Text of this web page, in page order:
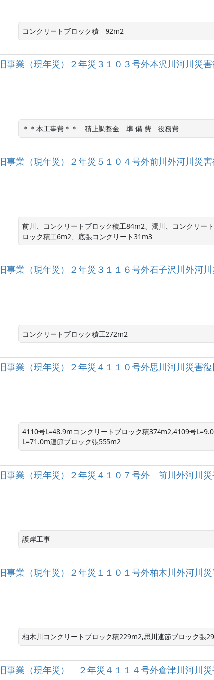
コンクリートブロック積　92m2
事業（現年災）２年災３１０３号外本沢川河川災
＊＊本工事費＊＊　積上調整金　準 備 費　役務費
事業（現年災）２年災５１０４号外前川外河川災
前川、コンクリートブロック積工84m2、濁川、コンクリー
ロック積工6m2、底張コンクリート31m3
事業（現年災）２年災３１１６号外石子沢川外河
コンクリートブロック積工272m2
事業（現年災）２年災４１１０号外思川河川災害
4110号L=48.9mコンクリートブロック積374m2,4109号
L=71.0m連節ブロック張555m2
事業（現年災）２年災４１０７号外 前川外河川
護岸工事
事業（現年災）２年災１１０１号外柏木川外河川
柏木川コンクリートブロック積229m2,思川連節ブロック張
事業（現年災） ２年災４１１４号外倉津川河川